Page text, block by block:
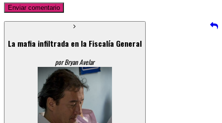
La mafia infiltrada en la Fiscalía General
por Bryan Avelar